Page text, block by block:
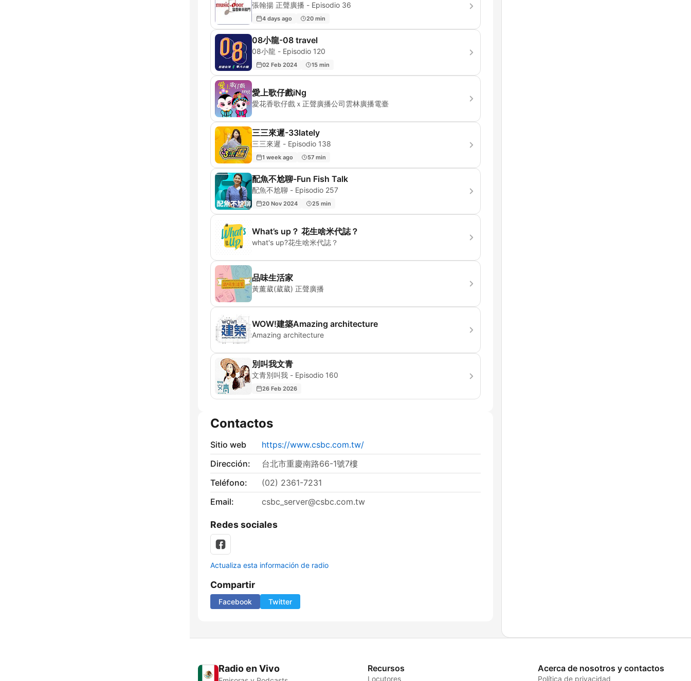
張翰揚 正聲廣播 - Episodio 36
4 days ago 20 min
08小龍-08 travel
08小龍 - Episodio 120
02 Feb 2024 15 min
愛上歌仔戲iNg
愛花香歌仔戲ｘ正聲廣播公司雲林廣播電臺
三三來遲-33lately
三三來遲 - Episodio 138
1 week ago 57 min
配魚不尬聊-Fun Fish Talk
配魚不尬聊 - Episodio 257
20 Nov 2024 25 min
What’s up？ 花生啥米代誌？
what's up?花生啥米代誌？
品味生活家
黃薰葳(葳葳) 正聲廣播
WOW!建築Amazing architecture
Amazing architecture
別叫我文青
文青別叫我 - Episodio 160
26 Feb 2026
Contactos
Sitio web
https://www.csbc.com.tw/
Dirección:
台北市重慶南路66-1號7樓
Teléfono:
(02) 2361-7231
Email:
csbc_server@csbc.com.tw
Redes sociales
Actualiza esta información de radio
Compartir
Facebook Twitter
Radio en Vivo Recursos
Locutores
Acerca de nosotros y contactos
Política de privacidad